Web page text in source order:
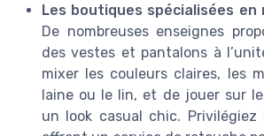
Les boutiques spécialisées en
De nombreuses enseignes
des vestes et pantalons à
mixer les couleurs claires, les
laine ou le lin, et de jouer sur
un look casual chic.